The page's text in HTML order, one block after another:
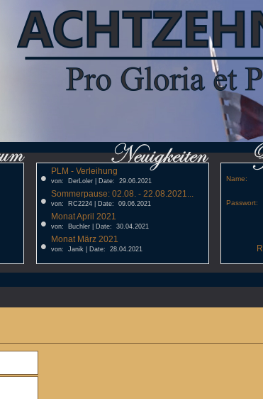
• PLM - Verleihung
von: DerLoler | Date: 29.06.2021
• Sommerpause: 02.08. - 22.08.2021...
von: RC2224 | Date: 09.06.2021
• Monat April 2021
von: Buchler | Date: 30.04.2021
• Monat März 2021
von: Janik | Date: 28.04.2021
Name:
Passwort: